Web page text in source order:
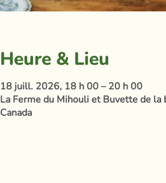
Heure & Lieu
18 juill. 2026, 18 h 00 – 20 h 00
La Ferme du Mihouli et Buvette de la
Canada